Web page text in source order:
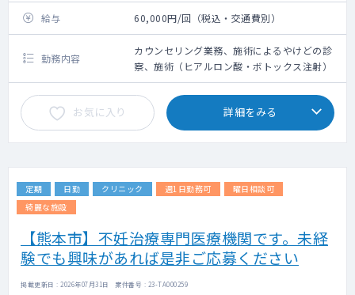
給与 60,000円/回（税込・交通費別）
勤務内容
カウンセリング業務、施術によるやけどの診
察、施術（ヒアルロン酸・ボトックス注射）
お気に入り 詳細をみる
定期 日勤 クリニック 週1日勤務可
曜日相談可
綺麗な施設
【熊本市】不妊治療専門医療機関です。未経
験でも興味があれば是非ご応募ください
掲載更新日 : 2026年07月31日 案件番号 : 23-TA000259